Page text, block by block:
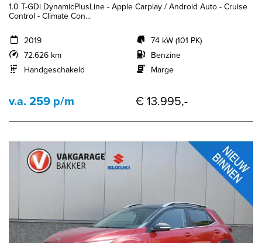
1.0 T-GDi DynamicPlusLine - Apple Carplay / Android Auto - Cruise
Control - Climate Con...
2019
72.626 km
Handgeschakeld
74 kW (101 PK)
Benzine
Marge
v.a. 259 p/m € 13.995,-